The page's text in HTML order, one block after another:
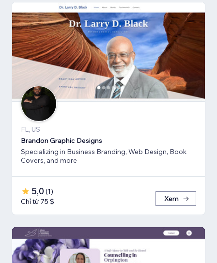
FL, US
Brandon Graphic Designs
Specializing in Business Branding, Web Design, Book
Covers, and more
5,0 (1)
Chỉ từ 75 $
Xem